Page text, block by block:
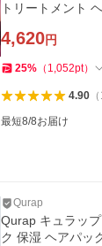
トリートメント
4,620円
25% （ 1,052pt）
4.90（
最短8/8お届け
Qurap
Qurap キュラッ
ク 保湿 ヘアパッ